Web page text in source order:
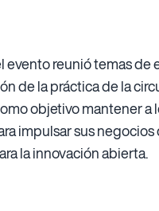
evento reunió temas
de la práctica de la
objetivo mantener
impulsar sus
la innovación abierta.